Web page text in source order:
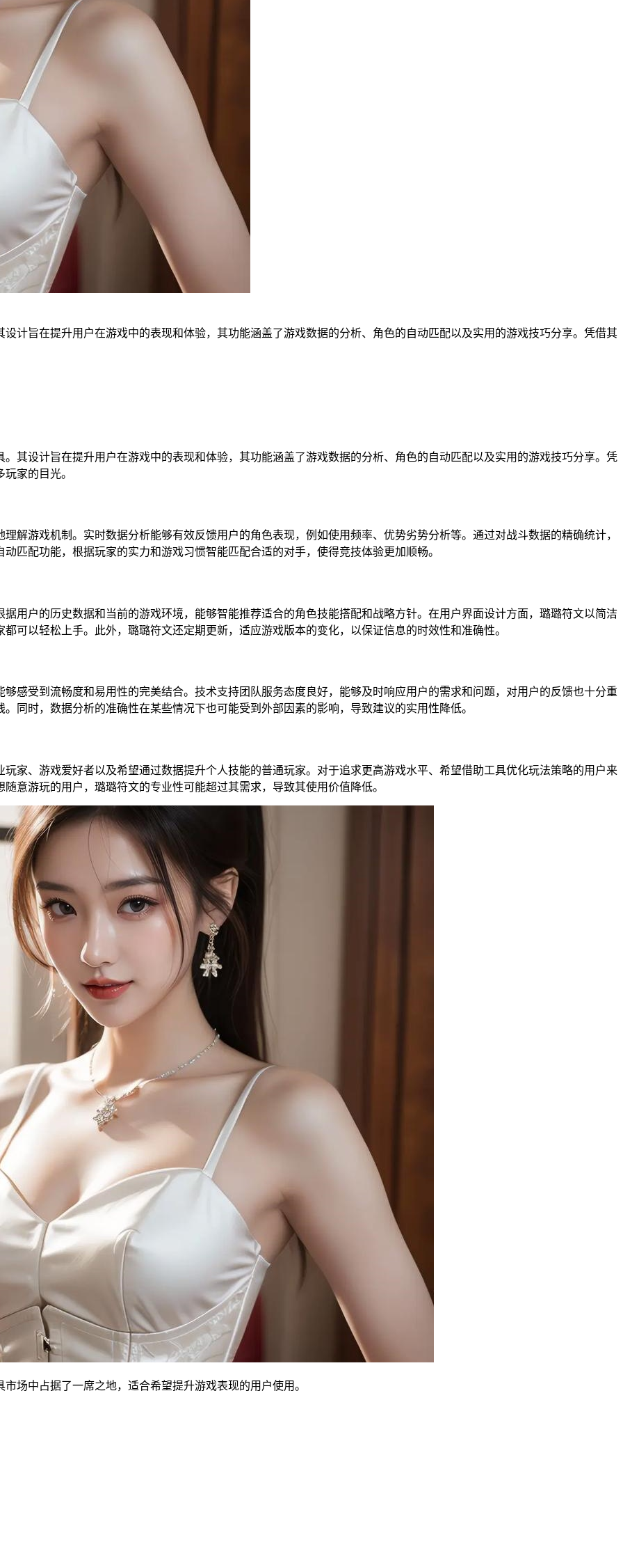
计旨在提升用户在游戏中的表现和体验，其功能涵盖了游戏数据的分析、角色的自动匹配以及实用的游戏技巧分享。凭借其
设计旨在提升用户在游戏中的表现和体验，其功能涵盖了游戏数据的分析、角色的自动匹配以及实用的游戏技巧分享。凭
家的目光。
游戏机制。实时数据分析能够有效反馈用户的角色表现，例如使用频率、优势劣势分析等。通过对战斗数据的精确统计，
匹配功能，根据玩家的实力和游戏习惯智能匹配合适的对手，使得竞技体验更加顺畅。
户的历史数据和当前的游戏环境，能够智能推荐适合的角色技能搭配和战略方针。在用户界面设计方面，璐璐符文以简洁
可以轻松上手。此外，璐璐符文还定期更新，适应游戏版本的变化，以保证信息的时效性和准确性。
受到流畅度和易用性的完美结合。技术支持团队服务态度良好，能够及时响应用户的需求和问题，对用户的反馈也十分重
同时，数据分析的准确性在某些情况下也可能受到外部因素的影响，导致建议的实用性降低。
、游戏爱好者以及希望通过数据提升个人技能的普通玩家。对于追求更高游戏水平、希望借助工具优化玩法策略的用户来
意游玩的用户，璐璐符文的专业性可能超过其需求，导致其使用价值降低。
场中占据了一席之地，适合希望提升游戏表现的用户使用。